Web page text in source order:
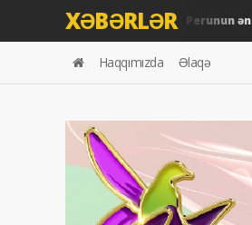
XƏBƏRLƏR
Gündəm ARDNF-dən Perunun ən
Haqqımızda Əlaqə